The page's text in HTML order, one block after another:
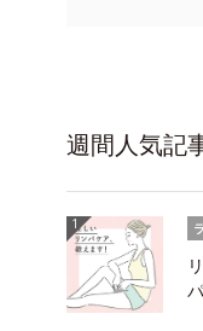
週間人気記